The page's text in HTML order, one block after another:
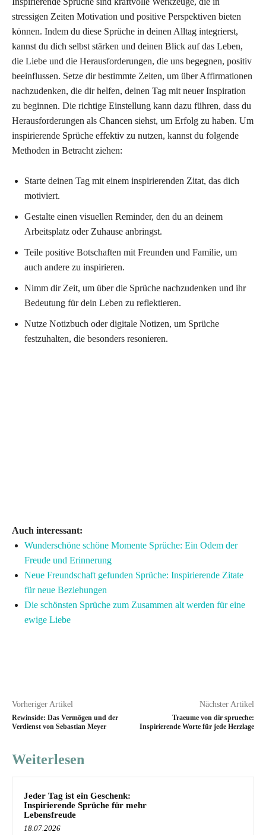
stressigen Zeiten Motivation und positive Perspektiven bieten
können. Indem du diese Sprüche in deinen Alltag integrierst,
kannst du dich selbst stärken und deinen Blick auf das Leben,
die Liebe und die Herausforderungen, die uns begegnen, positiv
beeinflussen. Setze dir bestimmte Zeiten, um über Affirmationen
nachzudenken, die dir helfen, deinen Tag mit neuer Inspiration
zu beginnen. Die richtige Einstellung kann dazu führen, dass du
Herausforderungen als Chancen siehst, um Erfolg zu haben. Um
inspirierende Sprüche effektiv zu nutzen, kannst du folgende
Methoden in Betracht ziehen:
Starte deinen Tag mit einem inspirierenden Zitat, das dich
motiviert.
Gestalte einen visuellen Reminder, den du an deinem
Arbeitsplatz oder Zuhause anbringst.
Teile positive Botschaften mit Freunden und Familie, um
auch andere zu inspirieren.
Nimm dir Zeit, um über die Sprüche nachzudenken und ihr
Bedeutung für dein Leben zu reflektieren.
Nutze Notizbuch oder digitale Notizen, um Sprüche
festzuhalten, die besonders resonieren.
Auch interessant:
Wunderschöne schöne Momente Sprüche: Ein Odem der
Freude und Erinnerung
Neue Freundschaft gefunden Sprüche: Inspirierende Zitate
für neue Beziehungen
Die schönsten Sprüche zum Zusammen alt werden für eine
ewige Liebe
Vorheriger Artikel
Rewinside: Das Vermögen und der
Verdienst von Sebastian Meyer
Nächster Artikel
Traeume von dir sprueche:
Inspirierende Worte für jede Herzlage
Weiterlesen
Jeder Tag ist ein Geschenk:
Inspirierende Sprüche für mehr
Lebensfreude
18.07.2026